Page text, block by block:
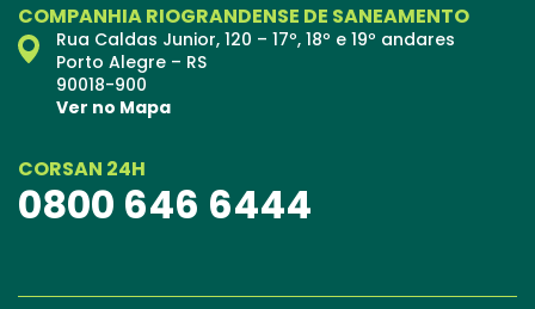
COMPANHIA RIOGRANDENSE DE SANEAMENTO
Rua Caldas Junior, 120 – 17º, 18º e 19º andares
Porto Alegre – RS
90018-900
Ver no Mapa
CORSAN 24H
0800 646 6444